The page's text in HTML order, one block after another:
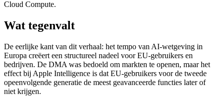
Cloud Compute.
Wat tegenvalt
De eerlijke kant van dit verhaal: het tempo van AI-wetgeving in
Europa creëert een structureel nadeel voor EU-gebruikers en
bedrijven. De DMA was bedoeld om markten te openen, maar het
effect bij Apple Intelligence is dat EU-gebruikers voor de tweede
opeenvolgende generatie de meest geavanceerde functies later of
niet krijgen.